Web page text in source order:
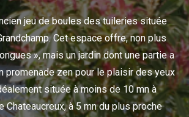
jeu de boules des tuileries située
Cet espace offre, non plus
», mais un jardin dont une partie a
promenade zen pour le plaisir des yeux
située à moins de 10 mn à
Chateaucreux, à 5 mn du plus proche